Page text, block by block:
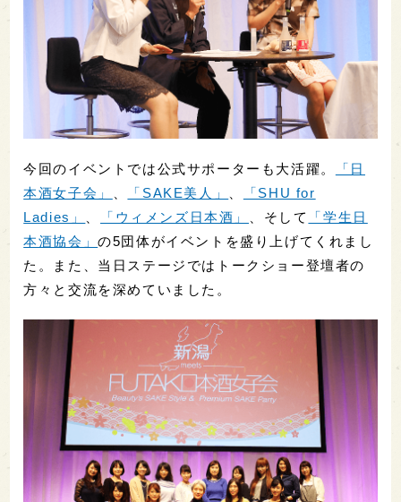
今回のイベントでは公式サポーターも大活躍。
「日
本酒女子会」
「SAKE美人」
「SHU for
Ladies」
「ウィメンズ日本酒」 、そして
「学生日
本酒協会」の5団体がイベントを盛り上げてくれまし
た。また、当日ステージではトークショー登壇者の
方々と交流を深めていました。